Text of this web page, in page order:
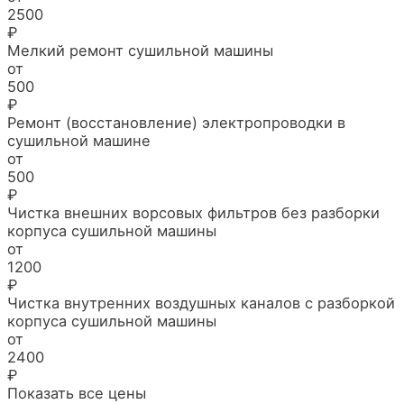
2500
₽
Мелкий ремонт сушильной машины
от
500
₽
Ремонт (восстановление) электропроводки в
сушильной машине
от
500
₽
Чистка внешних ворсовых фильтров без разборки
корпуса сушильной машины
от
1200
₽
Чистка внутренних воздушных каналов с разборкой
корпуса сушильной машины
от
2400
₽
Показать все цены